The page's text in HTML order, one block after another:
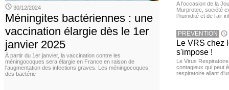
30/12/2024
Méningites bactériennes : une
vaccination élargie dès le 1er
janvier 2025
À partir du 1er janvier, la vaccination contre les
méningocoques sera élargie en France en raison de
l'augmentation des infections graves. Les méningocoques,
des bactérie
A l’occasion de la
Murprotec, société
l’humidité et de l’air
PREVENTION
Le VRS chez
s'impose !
Le Virus
contagieux qui peut
respiratoire allant